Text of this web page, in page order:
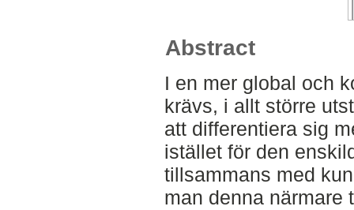
Abstract
I en mer global och
krävs, i allt större
att differentiera sig
istället för den
tillsammans med
man denna närmare